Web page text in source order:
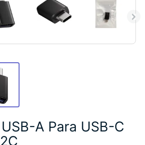
A Para USB-C